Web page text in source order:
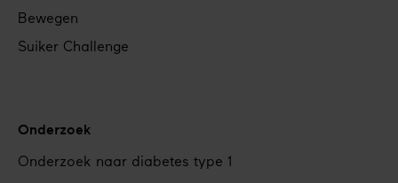
Bewegen
Suiker Challenge
Onderzoek
Onderzoek naar diabetes type 1